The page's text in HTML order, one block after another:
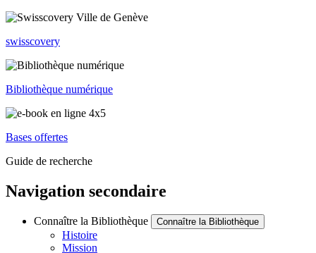
swisscovery
Bibliothèque numérique
Bases offertes
Guide de recherche
Navigation secondaire
Connaître la Bibliothèque Connaître la Bibliothèque
Histoire
Mission